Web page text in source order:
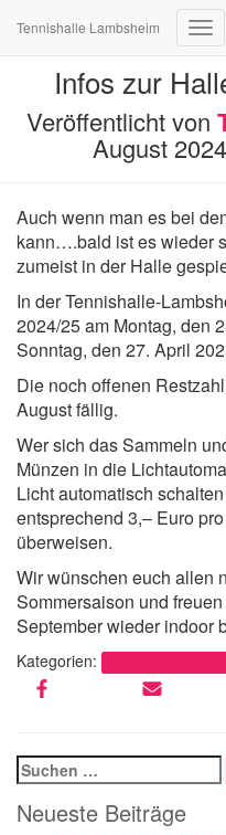
Tennishalle Lambsheim
Infos zur
Veröffentlicht von
August 2024
Auch wenn man es bei
kann….bald ist es wieder
zumeist in der Halle
In der Tennishalle-
2024/25 am Montag, den
Sonntag, den 27. April
Die noch offenen
August fällig.
Wer sich das Sammeln
Münzen in die
Licht automatisch
entsprechend 3,– Euro
überweisen.
Wir wünschen euch allen
Sommersaison und
September wieder indoor
Kategorien:
Suchen
nach:
Neueste Beiträge